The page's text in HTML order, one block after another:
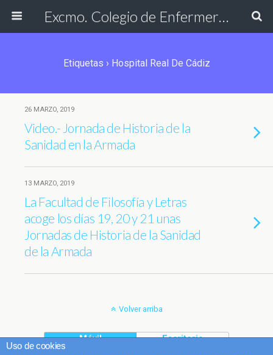
Excmo. Colegio de Enfermería de Cádiz
Etiquetas › Hospital Real De Cádiz
26 MARZO, 2019
Video.- Jornada de Historia de la
Sanidad en la Armada
13 MARZO, 2019
La Facultad de Filosofía y Letras
acoge los días 19, 20 y 21 unas
Jornadas de Historia de la Sanidad
de la Armada
Volver arriba
Móvil Escritorio
Uso de cookies